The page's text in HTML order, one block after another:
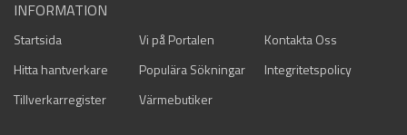
INFORMATION
Startsida Vi på Portalen
Kontakta Oss
Hitta hantverkare
Populära Sökningar
Integritetspolicy
Tillverkarregister
Värmebutiker